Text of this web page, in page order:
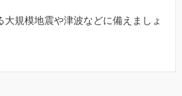
大規模地震や津波などに備えましょ